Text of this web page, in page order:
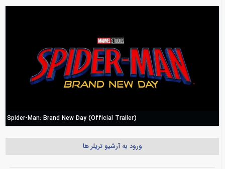
Spider-Man: Brand New Day (Official Trailer)
ورود به آرشیو تریلر ها